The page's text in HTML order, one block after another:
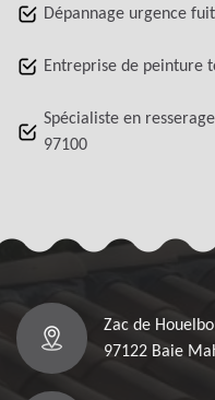
Dépannage urgence
Entreprise de peinture
Spécialiste en
97100
Zac de
97122 Baie